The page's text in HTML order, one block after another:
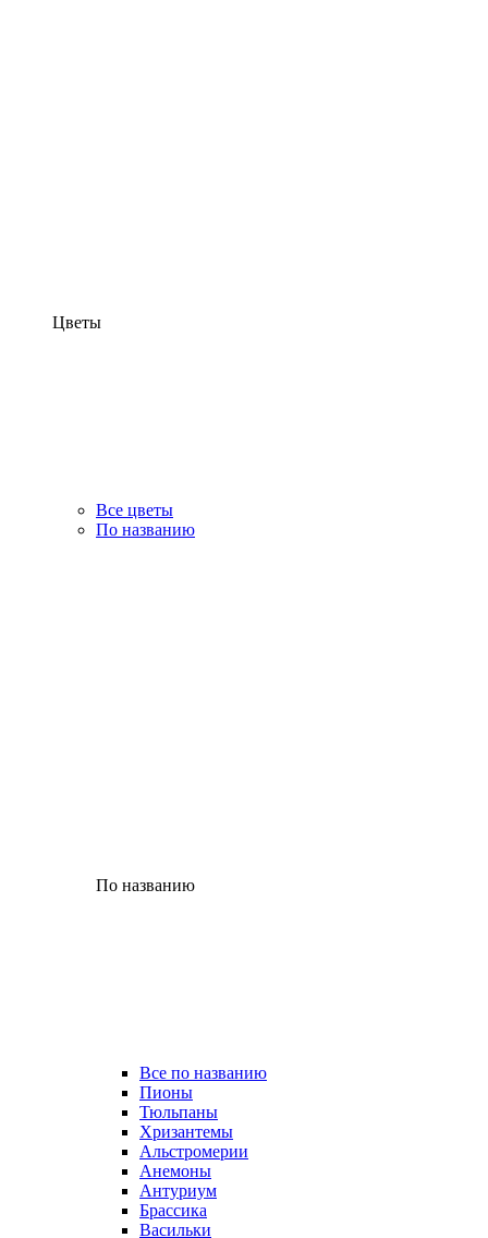
Цветы
Все цветы
По названию
По названию
Все по названию
Пионы
Тюльпаны
Хризантемы
Альстромерии
Анемоны
Антуриум
Брассика
Васильки